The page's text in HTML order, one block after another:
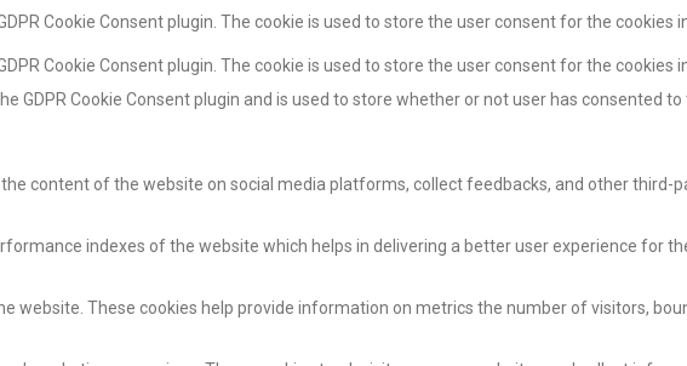
Cookie Consent plugin. The cookie is used to store the user consent for the cookies
Cookie Consent plugin. The cookie is used to store the user consent for the cookies
GDPR Cookie Consent plugin and is used to store whether or not user has consented
content of the website on social media platforms, collect feedbacks, and other third-
indexes of the website which helps in delivering a better user experience for
website. These cookies help provide information on metrics the number of visitors,